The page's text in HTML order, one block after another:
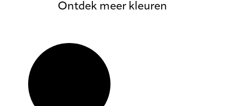
Ontdek meer kleuren